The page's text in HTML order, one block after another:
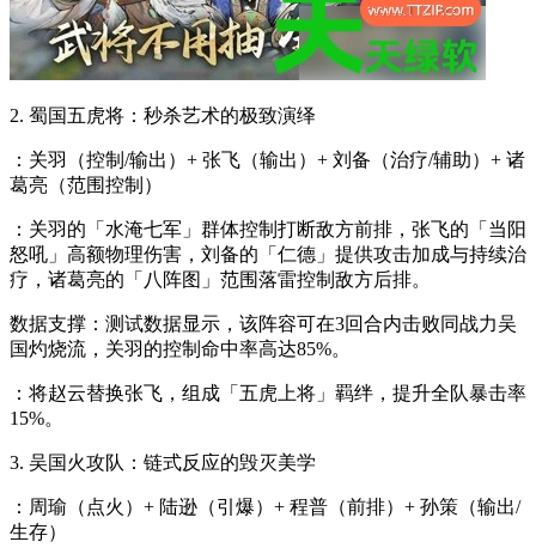
2. 蜀国五虎将：秒杀艺术的极致演绎
：关羽（控制/输出）+ 张飞（输出）+ 刘备（治疗/辅助）+ 诸
葛亮（范围控制）
：关羽的「水淹七军」群体控制打断敌方前排，张飞的「当阳
怒吼」高额物理伤害，刘备的「仁德」提供攻击加成与持续治
疗，诸葛亮的「八阵图」范围落雷控制敌方后排。
数据支撑：测试数据显示，该阵容可在3回合内击败同战力吴
国灼烧流，关羽的控制命中率高达85%。
：将赵云替换张飞，组成「五虎上将」羁绊，提升全队暴击率
15%。
3. 吴国火攻队：链式反应的毁灭美学
：周瑜（点火）+ 陆逊（引爆）+ 程普（前排）+ 孙策（输出/
生存）